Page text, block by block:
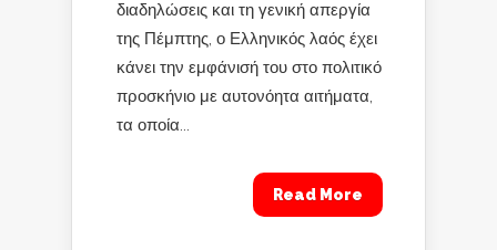
διαδηλώσεις και τη γενική απεργία
της Πέμπτης, ο Ελληνικός λαός έχει
κάνει την εμφάνισή του στο πολιτικό
προσκήνιο με αυτονόητα αιτήματα,
τα οποία...
Read More